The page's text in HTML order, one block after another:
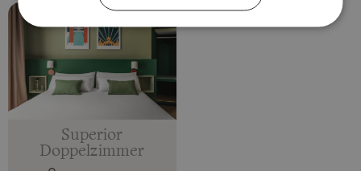
Superior
Doppelzimmer